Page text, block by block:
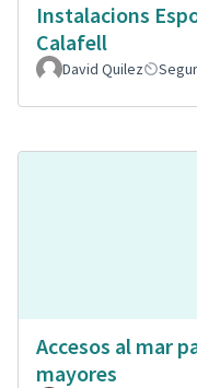
Instalacions
Calafell
David Quilez Segur
Accesos al mar
mayores